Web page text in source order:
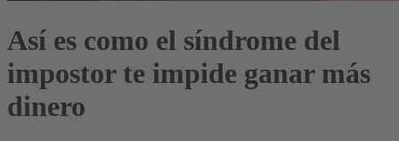
Así es como el síndrome del
impostor te impide ganar más
dinero